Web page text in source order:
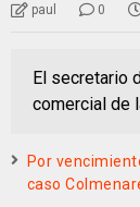
paul 0
El secretario
comercial de
Por
caso